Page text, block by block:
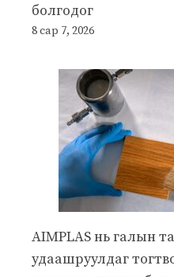
болгодог
8 сар 7, 2026
AIMPLAS нь галын
удаашруулдаг